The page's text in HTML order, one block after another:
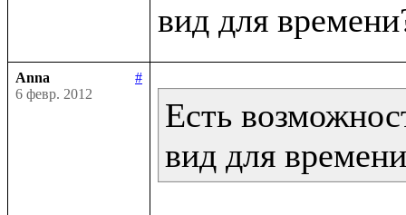
Anna
#
6 февр. 2012
Есть
вид для